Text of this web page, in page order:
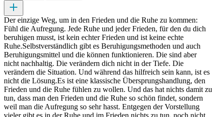
Der einzige Weg, um in den Frieden und die Ruhe zu kommen:
Fühl die Aufregung. Jede Ruhe und jeder Frieden, für den du dich
beruhigen musst, ist kein echter Frieden und ist keine echte
Ruhe.Selbstverständlich gibt es Beruhigungsmethoden und auch
Beruhigungsmittel und die können funktionieren. Die sind aber
nicht nachhaltig. Die verändern dich nicht in der Tiefe. Die
verändern die Situation. Und während das hilfreich sein kann, ist es
nicht die Lösung.Es ist eine klassische Übersprungshandlung, den
Frieden und die Ruhe fühlen zu wollen. Und das hat nichts damit zu
tun, dass man den Frieden und die Ruhe so schön findet, sondern
weil man die Aufregung so sehr hasst. Entgegen der Vorstellung
vieler gibt es in der Ruhe und im Frieden nichts zu tun, noch nicht